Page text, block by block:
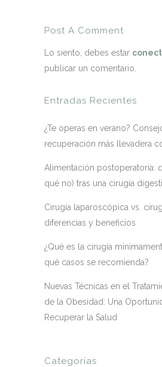
Post A Comment
Lo siento, debes estar
publicar un comentario.
Entradas Recientes
¿Te operas en verano?
recuperación más llevadera
Alimentación postoperatoria:
qué no) tras una cirugía
Cirugía laparoscópica vs.
diferencias y beneficios
¿Qué es la cirugía
qué casos se recomienda?
Nuevas Técnicas en el
de la Obesidad: Una
Recuperar la Salud
Categorías